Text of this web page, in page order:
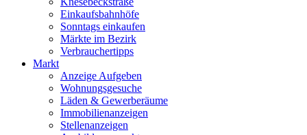
Einkaufsbahnhöfe
Sonntags einkaufen
Märkte im Bezirk
Verbrauchertipps
Markt
Anzeige Aufgeben
Wohnungsgesuche
Läden & Gewerberäume
Immobilienanzeigen
Stellenanzeigen